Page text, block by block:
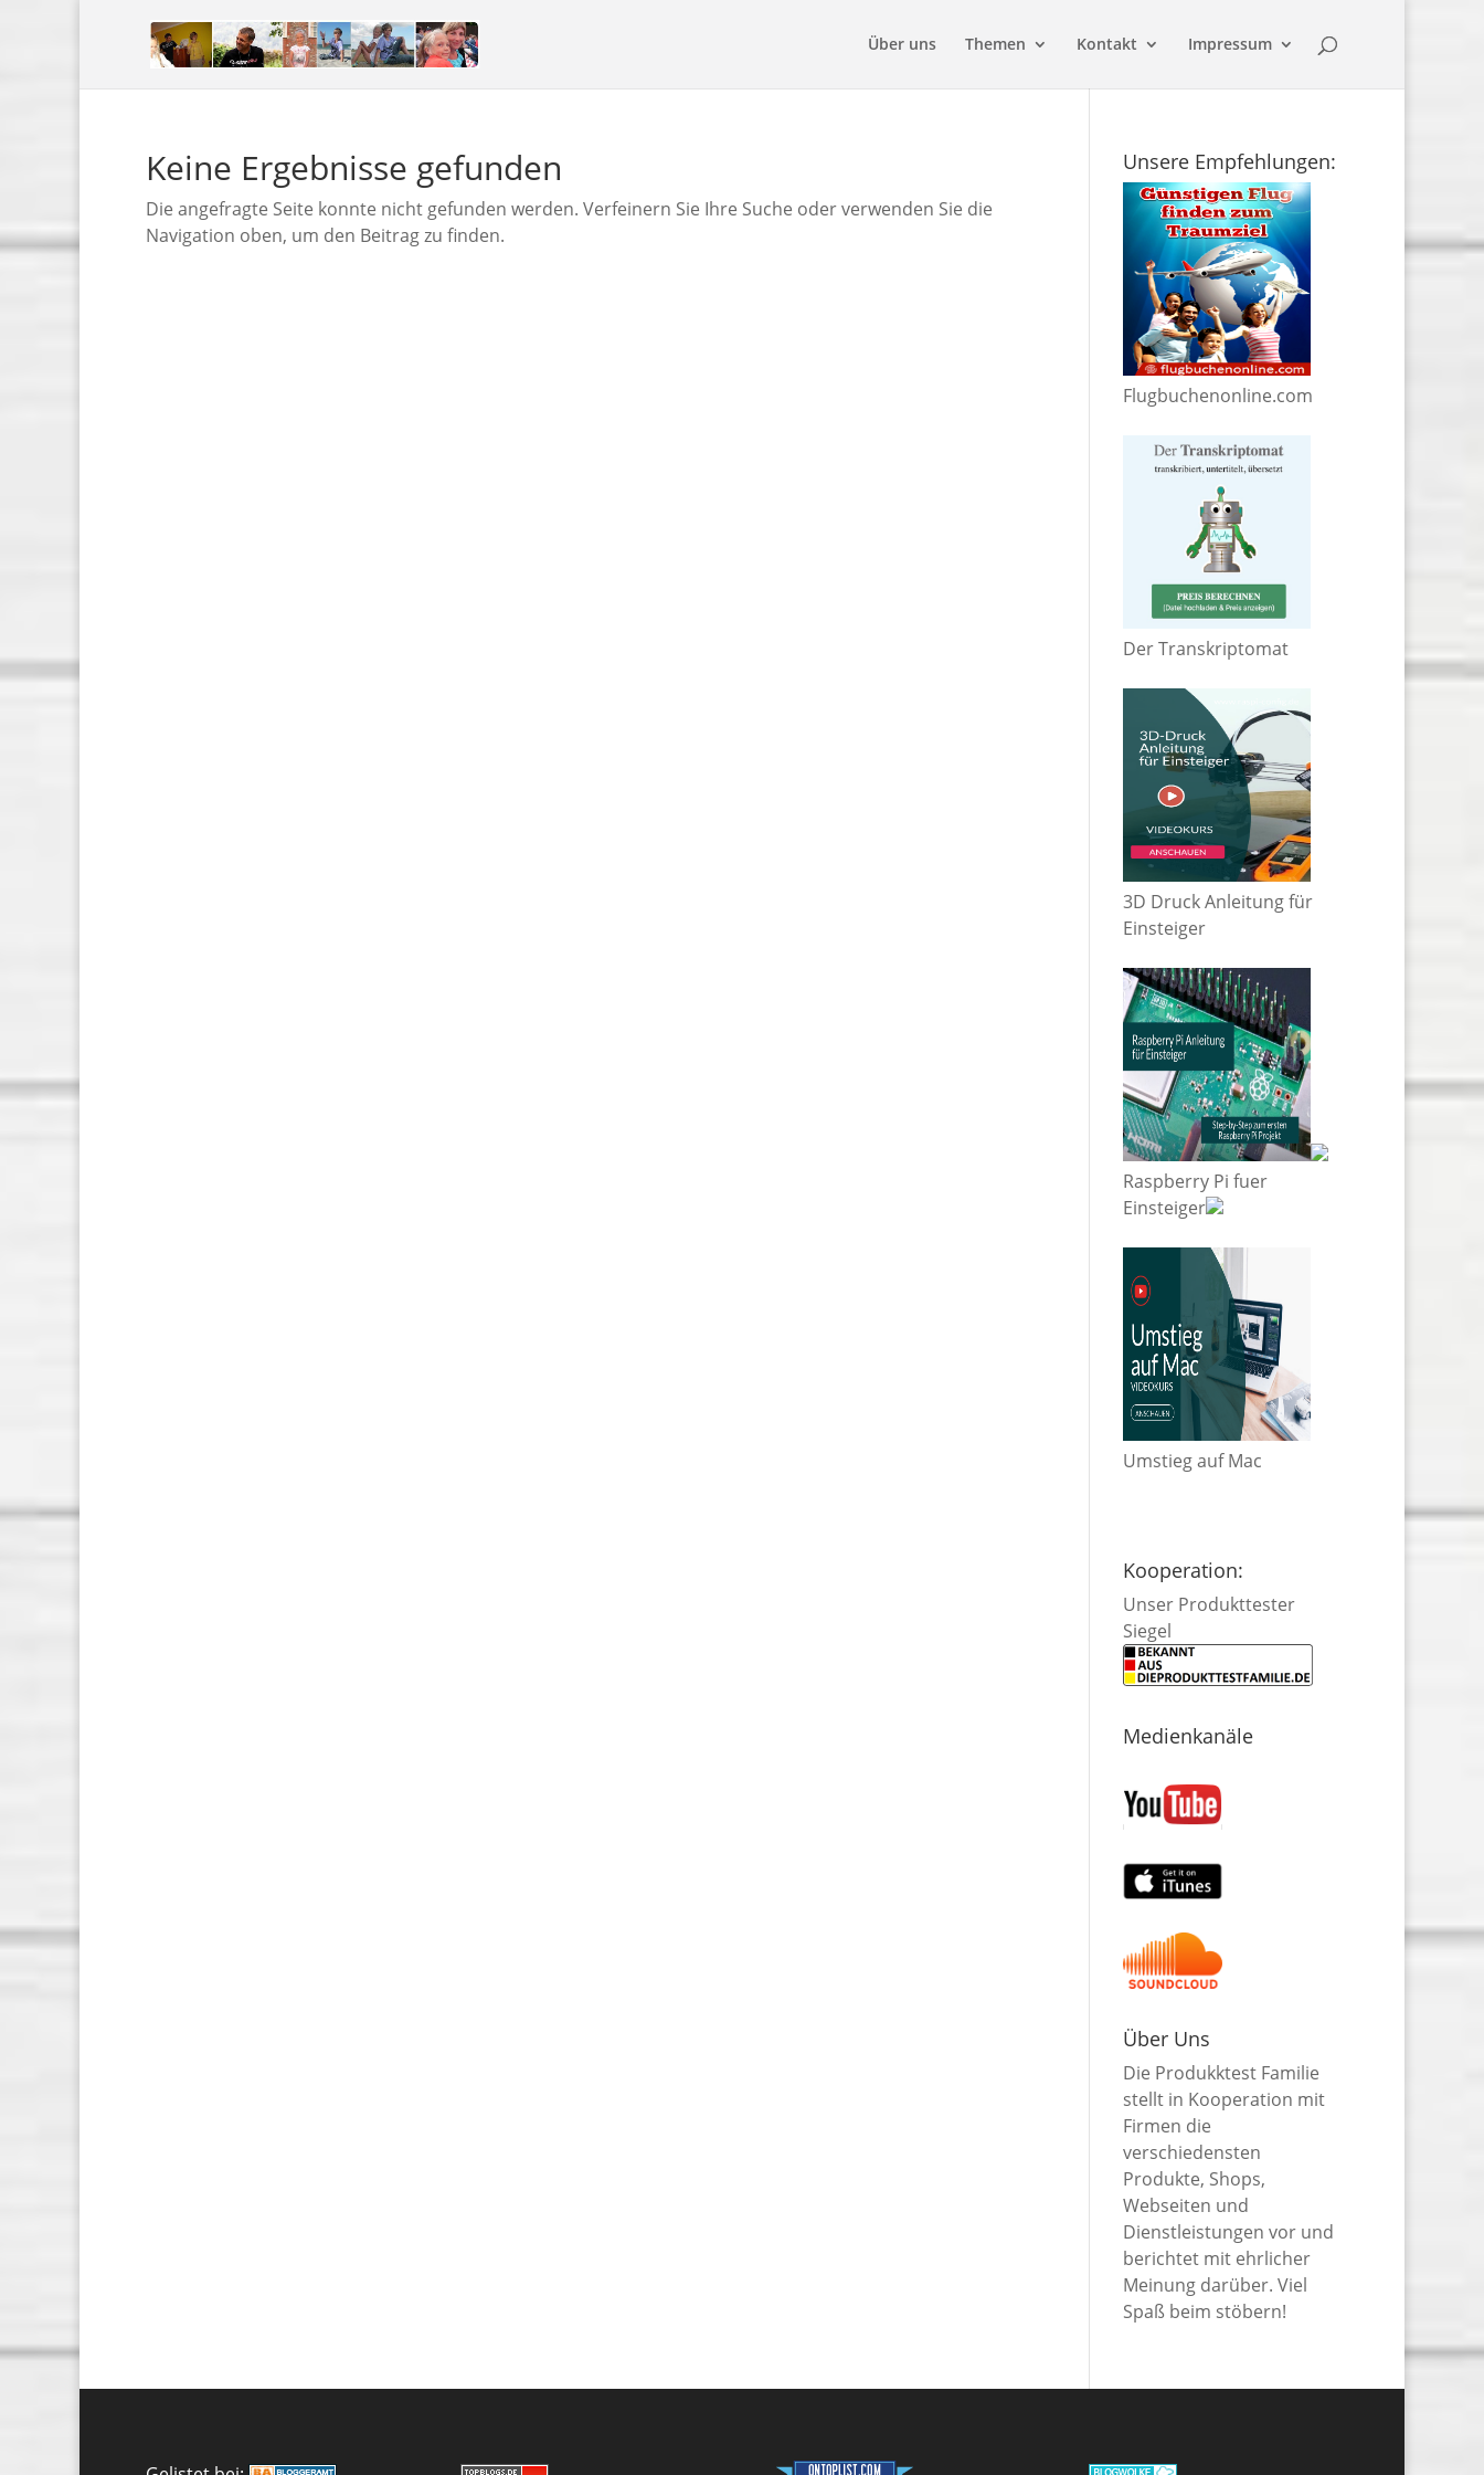
Über uns Themen Kontakt Impressum
Keine Ergebnisse gefunden
Die angefragte Seite konnte nicht gefunden werden. Verfeinern Sie Ihre Suche oder verwenden Sie die
Navigation oben, um den Beitrag zu finden.
Unsere Empfehlungen:
Flugbuchenonline.com
Der Transkriptomat
3D Druck Anleitung für
Einsteiger
Raspberry Pi fuer
Einsteiger
Umstieg auf Mac
Kooperation:
Unser Produkttester
Siegel
Medienkanäle
Über Uns
Die Produkktest Familie
stellt in Kooperation mit
Firmen die
verschiedensten
Produkte, Shops,
Webseiten und
Dienstleistungen vor und
berichtet mit ehrlicher
Meinung darüber. Viel
Spaß beim stöbern!